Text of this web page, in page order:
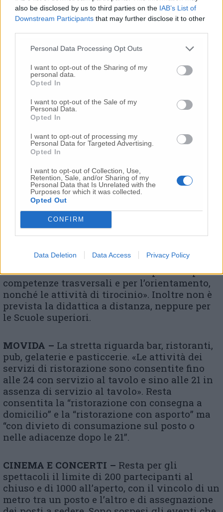
also be disclosed by us to third parties on the IAB’s List of
Downstream Participants that may further disclose it to other
Personal Data Processing Opt Outs
I want to opt-out of the Sharing of my
personal data.
Opted In
I want to opt-out of the Sale of my
Personal Data.
Opted In
I want to opt-out of processing my
Personal Data for Targeted Advertising.
Opted In
I want to opt-out of Collection, Use,
Retention, Sale, and/or Sharing of my
Personal Data that Is Unrelated with the
Purposes for which it was collected.
Opted Out
CONFIRM
Data Deletion Data Access Privacy Policy
FESTE –Restano chiuse le sale da ballo e
discoteche, all’aperto o al chiuso, mentre sono
permesse fiere e congressi. La novità, rispetto
ai precedenti dpcm, è che sono vietate le feste
consentite, con le regole fissate dai protocolli
già in vigore, le cerimonie civili o religiose
cerimonie possono invece svolgersi con la
partecipazione massima di 30 persone nel
vigenti. Nelle abitazioni private è “comunque
fortemente raccomandato di evitare feste e di
“superiore a 6”.
SCUOLA – Il Dpcm interviene anche sulle gite
degli studenti. «Sono sospesi – si legge nella
bozza – i viaggi d’istruzione, le iniziative di
scambio o gemellaggio, le visite guidate e le
uscite didattiche programmate dalle
istituzioni scolastiche di ogni ordine e grado,
fatte salve le attività inerenti i percorsi per le
competenze trasversali e per l’orientamento,
nonché le attività di tirocinio». Inoltre non è
prevista la didattica a distanza, neppure per
le Scuole superiori.
MOVIDA – La stretta riguarda bar, ristoranti,
pub, gelaterie e pasticcerie. «Le attività dei
servizi di ristorazione sono consentite fino
alle 24 con servizio al tavolo e sino alle 21 in
assenza di servizio al tavolo». Resta
consentita la “ristorazione con consegna a
domicilio” e la “ristorazione con asporto” ma
“con divieto di consumazione sul posto o
nelle adiacenze dopo le 21”.
CINEMA E CONCERTI – Resta per gli
spettacoli il limite di 200 partecipanti al
chiuso e di 1000 all’aperto, con il vincolo di un
metro tra un posto e l’altro e di assegnazione